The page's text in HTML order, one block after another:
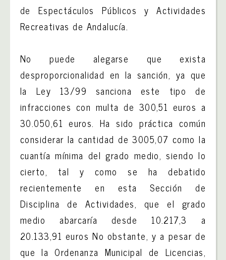
de Espectáculos Públicos y Actividades
Recreativas de Andalucía.
No puede alegarse que exista
desproporcionalidad en la sanción, ya que
la Ley 13/99 sanciona este tipo de
infracciones con multa de 300,51 euros a
30.050,61 euros. Ha sido práctica común
considerar la cantidad de 3005,07 como la
cuantía mínima del grado medio, siendo lo
cierto, tal y como se ha debatido
recientemente en esta Sección de
Disciplina de Actividades, que el grado
medio abarcaría desde 10.217,3 a
20.133,91 euros No obstante, y a pesar de
que la Ordenanza Municipal de Licencias,